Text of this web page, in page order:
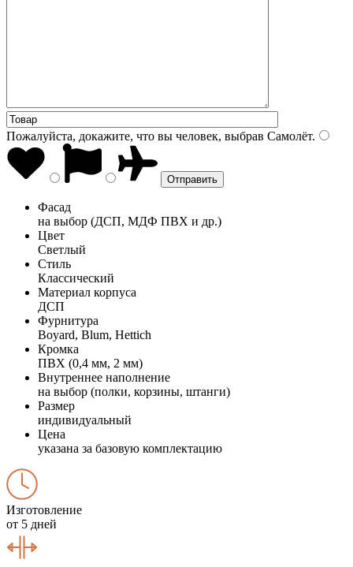
Пожалуйста, докажите, что вы человек, выбрав Самолёт.
Фасад
на выбор (ДСП, МДФ ПВХ и др.)
Цвет
Светлый
Стиль
Классический
Материал корпуса
ДСП
Фурнитура
Boyard, Blum, Hettich
Кромка
ПВХ (0,4 мм, 2 мм)
Внутреннее наполнение
на выбор (полки, корзины, штанги)
Размер
индивидуальный
Цена
указана за базовую комплектацию
Изготовление
от 5 дней